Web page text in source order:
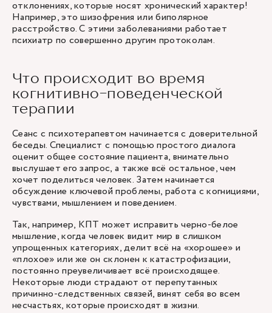
отклонениях, которые носят хронический характер!
Например, это шизофрения или биполярное
расстройство. С этими заболеваниями работает
психиатр по совершенно другим протоколам.
Что происходит во время
когнитивно-поведенческой
терапии
Сеанс с психотерапевтом начинается с доверительной
беседы. Специалист с помощью простого диалога
оценит общее состояние пациента, внимательно
выслушает его запрос, а также всё остальное, чем
хочет поделиться человек. Затем начинается
обсуждение ключевой проблемы, работа с когнициями,
чувствами, мышлением и поведением.
Так, например, КПТ может исправить черно-белое
мышление, когда человек видит мир в слишком
упрощенных категориях, делит всё на «хорошее» и
«плохое» или же он склонен к катастрофизации,
постоянно преувеличивает всё происходящее.
Некоторые люди страдают от перепутанных
причинно-следственных связей, винят себя во всем
несчастьях, которые происходят в жизни.